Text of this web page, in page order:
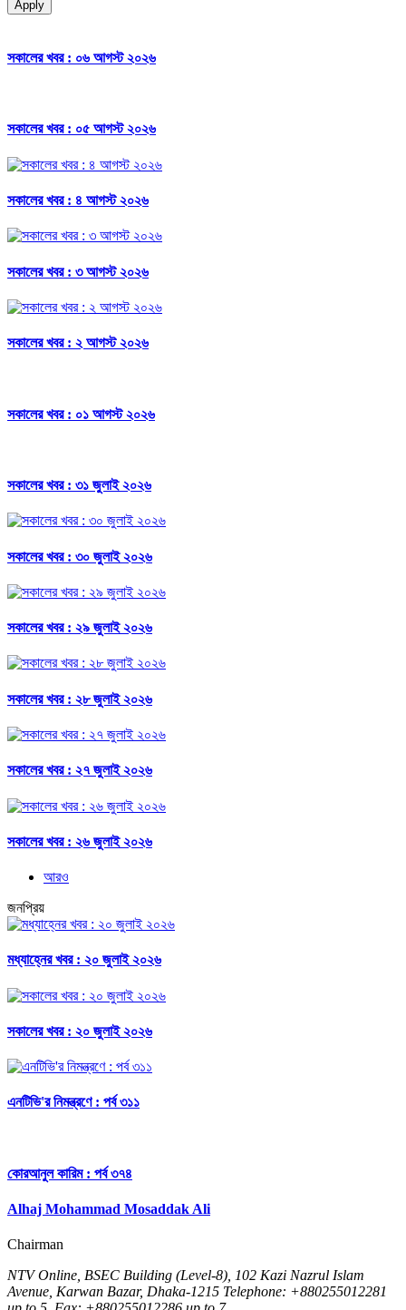
Apply
সকালের খবর : ০৬ আগস্ট ২০২৬
সকালের খবর : ০৫ আগস্ট ২০২৬
সকালের খবর : ৪ আগস্ট ২০২৬
সকালের খবর : ৩ আগস্ট ২০২৬
সকালের খবর : ২ আগস্ট ২০২৬
সকালের খবর : ০১ আগস্ট ২০২৬
সকালের খবর : ৩১ জুলাই ২০২৬
সকালের খবর : ৩০ জুলাই ২০২৬
সকালের খবর : ২৯ জুলাই ২০২৬
সকালের খবর : ২৮ জুলাই ২০২৬
সকালের খবর : ২৭ জুলাই ২০২৬
সকালের খবর : ২৬ জুলাই ২০২৬
আরও
জনপ্রিয়
মধ্যাহ্নের খবর : ২০ জুলাই ২০২৬
সকালের খবর : ২০ জুলাই ২০২৬
এনটিভি'র নিমন্ত্রণে : পর্ব ৩১১
কোরআনুল কারিম : পর্ব ৩৭৪
Alhaj Mohammad Mosaddak Ali
Chairman
NTV Online, BSEC Building (Level-8), 102 Kazi Nazrul Islam
Avenue, Karwan Bazar, Dhaka-1215 Telephone: +880255012281